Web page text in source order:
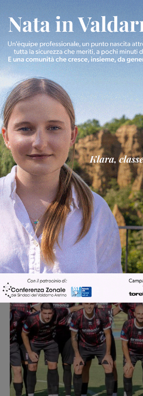
Piscina di Figline finanziata
Pnrr, il gruppo di Fratelli
ringraziamento al Governo”
Cronaca 3 Agosto 2026
Scomparso da una struttura di
Fiorentino l’uomo che aveva
Levane nel 2020
Cronaca 4 Agosto 2026
Un anno fa la strage in A1 in
Gianni, Giulia e Franco. Lo
processo, lo stop ai sorpassi fra
Articolo precedente
Verso il referendum sulla fusione tra
Pergine e Laterina: le motivazioni del
Comitato per il No
“Un tè
le
Ultime Notizie